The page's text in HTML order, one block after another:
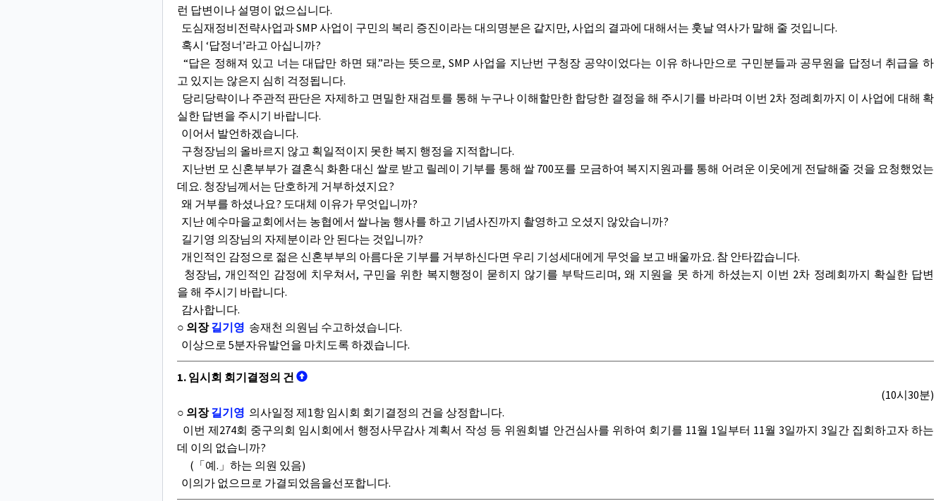
런 답변이나 설명이 없으십니다.
도심재정비전략사업과 SMP 사업이 구민의 복리 증진이라는 대의명분은 같지만, 사업의 결과에 대해서는 훗날 역사가 말해 줄 것입니다.
혹시 ‘답정너’라고 아십니까?
“답은 정해져 있고 너는 대답만 하면 돼.”라는 뜻으로, SMP 사업을 지난번 구청장 공약이었다는 이유 하나만으로 구민분들과 공무원을 답정너 취급을 하
고 있지는 않은지 심히 걱정됩니다.
당리당략이나 주관적 판단은 자제하고 면밀한 재검토를 통해 누구나 이해할만한 합당한 결정을 해 주시기를 바라며 이번 2차 정례회까지 이 사업에 대해 확
실한 답변을 주시기 바랍니다.
이어서 발언하겠습니다.
구청장님의 올바르지 않고 획일적이지 못한 복지 행정을 지적합니다.
지난번 모 신혼부부가 결혼식 화환 대신 쌀로 받고 릴레이 기부를 통해 쌀 700포를 모금하여 복지지원과를 통해 어려운 이웃에게 전달해줄 것을 요청했었는
데요. 청장님께서는 단호하게 거부하셨지요?
왜 거부를 하셨나요? 도대체 이유가 무엇입니까?
지난 예수마을교회에서는 농협에서 쌀나눔 행사를 하고 기념사진까지 촬영하고 오셨지 않았습니까?
길기영 의장님의 자제분이라 안 된다는 것입니까?
개인적인 감정으로 젊은 신혼부부의 아름다운 기부를 거부하신다면 우리 기성세대에게 무엇을 보고 배울까요. 참 안타깝습니다.
청장님, 개인적인 감정에 치우쳐서, 구민을 위한 복지행정이 묻히지 않기를 부탁드리며, 왜 지원을 못 하게 하셨는지 이번 2차 정례회까지 확실한 답변
을 해 주시기 바랍니다.
감사합니다.
○ 의장길기영 송재천 의원님 수고하셨습니다.
이상으로 5분자유발언을 마치도록 하겠습니다.
1. 임시회 회기결정의 건
(10시30분)
○ 의장길기영 의사일정 제1항 임시회 회기결정의 건을 상정합니다.
이번 제274회 중구의회 임시회에서 행정사무감사 계획서 작성 등 위원회별 안건심사를 위하여 회기를 11월 1일부터 11월 3일까지 3일간 집회하고자 하는
데 이의 없습니까?
(「예.」하는 의원 있음)
이의가 없으므로 가결되었음을선포합니다.